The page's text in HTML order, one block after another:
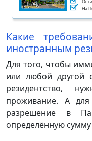
Какие
иностранным
Для того, чтобы
или любой другой
резидентство,
проживание. А
разрешение в
определённую сумму